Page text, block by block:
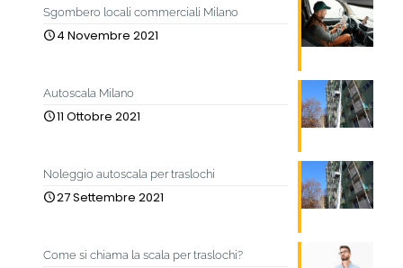
Sgombero locali commerciali Milano
4 Novembre 2021
Autoscala Milano
11 Ottobre 2021
Noleggio autoscala per traslochi
27 Settembre 2021
Come si chiama la scala per traslochi?